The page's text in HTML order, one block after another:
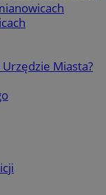
Urzędzie Miasta?